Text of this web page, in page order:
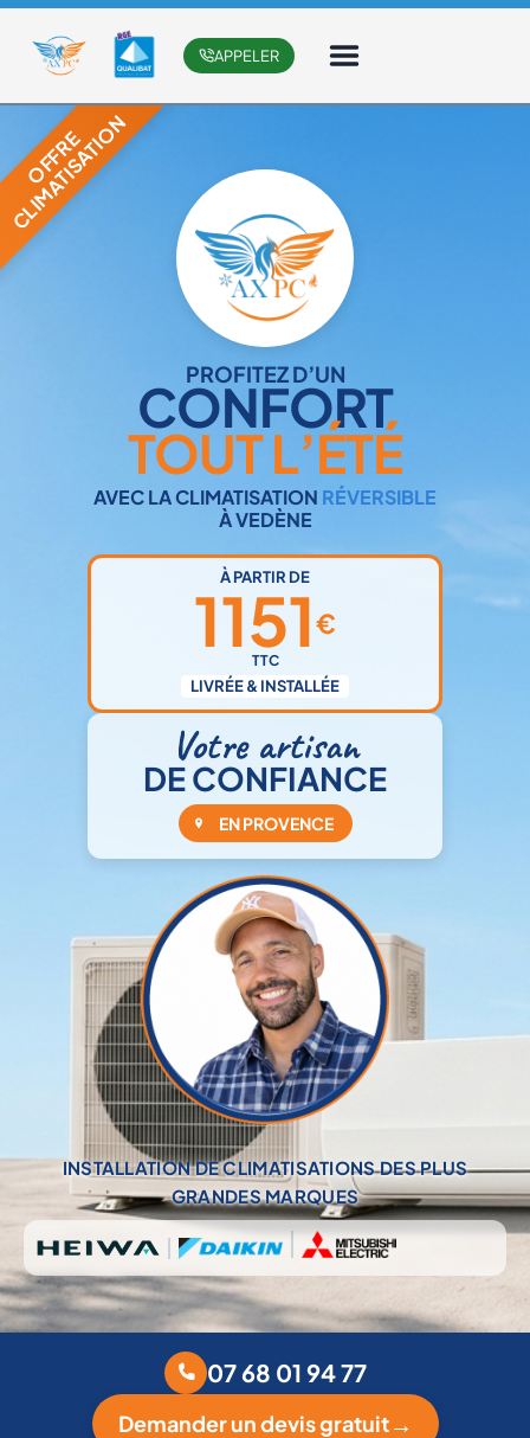
Aller
contenu
APPELER
PROFITEZ D’UN
CONFORT
TOUT L’ÉTÉ
AVEC LA CLIMATISATION RÉVERSIBLE
À VEDÈNE
À PARTIR DE
1151€
TTC
LIVRÉE & INSTALLÉE
Votre artisan
DE CONFIANCE
EN PROVENCE
INSTALLATION DE CLIMATISATIONS DES PLUS
GRANDES MARQUES
07 68 01 94 77
Demander un devis gratuit
Panneau de gestion des cookies